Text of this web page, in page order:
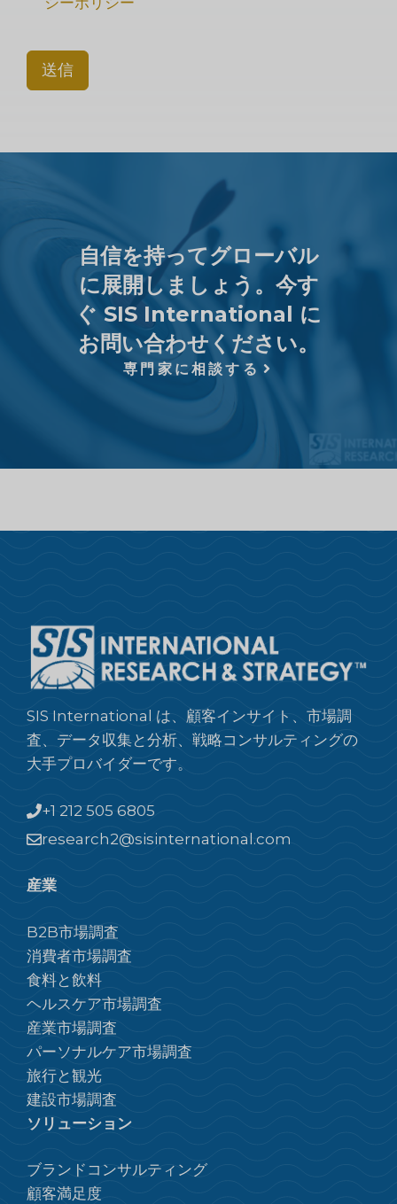
送信
自信を持ってグローバル
に展開しましょう。今す
ぐ SIS International に
お問い合わせください。
専門家に相談する
SIS International は、顧客インサイト、市場調
査、データ収集と分析、戦略コンサルティングの
大手プロバイダーです。
+1 212 505 6805
research2@sisinternational.com
産業
B2B市場調査
消費者市場調査
食料と飲料
ヘルスケア市場調査
産業市場調査
パーソナルケア市場調査
旅行と観光
建設市場調査
ソリューション
ブランドコンサルティング
顧客満足度